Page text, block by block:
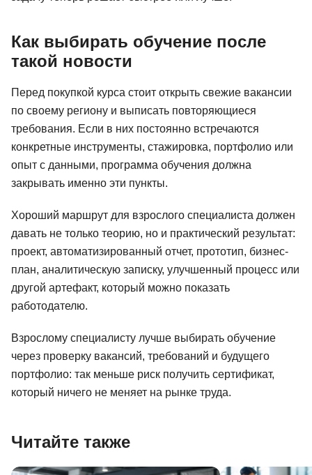
Как выбирать обучение после
такой новости
Перед покупкой курса стоит открыть свежие вакансии
по своему региону и выписать повторяющиеся
требования. Если в них постоянно встречаются
конкретные инструменты, стажировка, портфолио или
опыт с данными, программа обучения должна
закрывать именно эти пункты.
Хороший маршрут для взрослого специалиста должен
давать не только теорию, но и практический результат:
проект, автоматизированный отчет, прототип, бизнес-
план, аналитическую записку, улучшенный процесс или
другой артефакт, который можно показать
работодателю.
Взрослому специалисту лучше выбирать обучение
через проверку вакансий, требований и будущего
портфолио: так меньше риск получить сертификат,
который ничего не меняет на рынке труда.
Читайте также